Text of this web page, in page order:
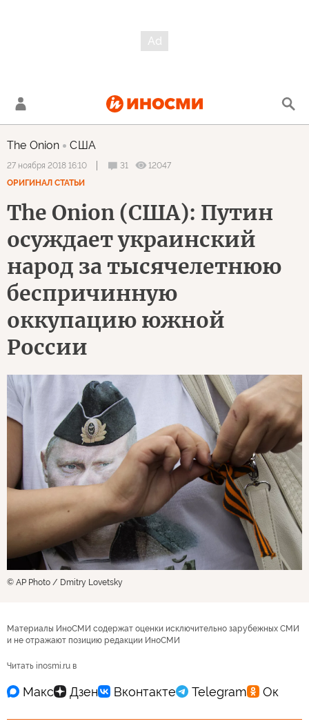
The Onion США
27 ноября 2018 16:10 31
12047
ОРИГИНАЛ СТАТЬИ
The Onion (США): Путин
осуждает украинский
народ за тысячелетнюю
беспричинную
оккупацию южной
России
© AP Photo / Dmitry Lovetsky
Материалы ИноСМИ содержат оценки исключительно зарубежных СМИ
и не отражают позицию редакции ИноСМИ
Читать inosmi.ru в